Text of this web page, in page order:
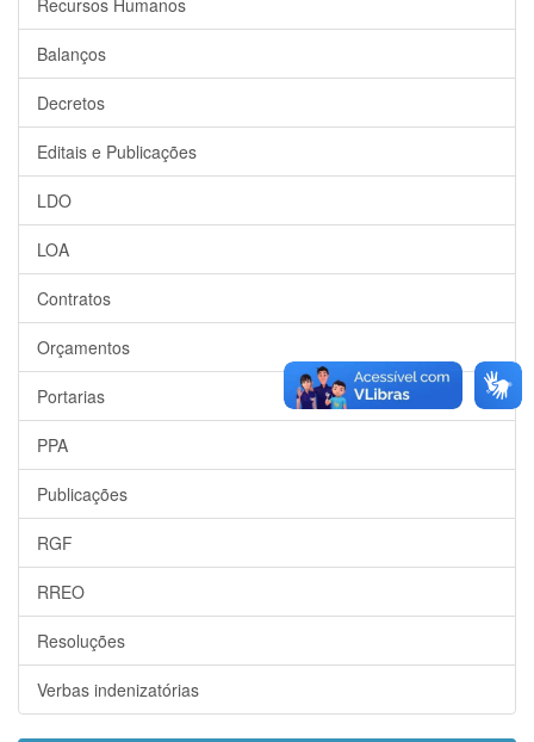
Recursos Humanos
Balanços
Decretos
Editais e Publicações
LDO
LOA
Contratos
Orçamentos
Portarias
PPA
Publicações
RGF
RREO
Resoluções
Verbas indenizatórias